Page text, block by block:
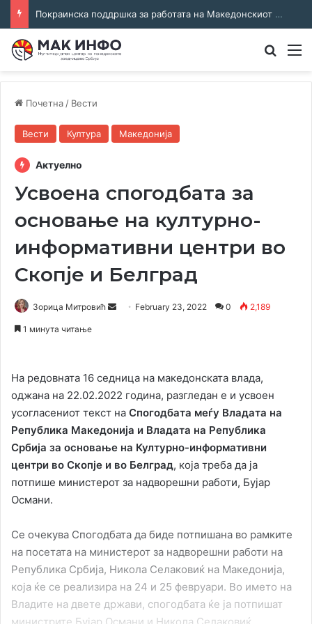
Соработка за јазикот и идентитетот: работна средба во Општина Пландиште
Почетна / Вести
Вести Култура Македонија
Актуелно
Усвоена спогодбата за
основање на културно-
информативни центри во
Скопје и Белград
Зорица Митровић
Send February 23, 2022 0 2,189
1 минута читање
На редовната 16 седница на македонската влада,
оджана на 22.02.2022 година, разгледан е и усвоен
усогласениот текст на Спогодбата меѓу Владата на
Република Македонија и Владата на Република
Србија за основање на Културно-информативни
центри во Скопје и во Белград, која треба да ја
потпише министерот за надворешни работи, Бујар
Османи.
Се очекува Спогодбата да биде потпишана во рамките
на посетата на министерот за надворешни работи на
Република Србија, Никола Селаковиќ на Македонија,
која ќе се реализира на 24 и 25 февруари. Во името на
Владите на двете држави, спогодбата ќе ја потпишат
министрите Бујар Османи и Никола Селаковиќ.